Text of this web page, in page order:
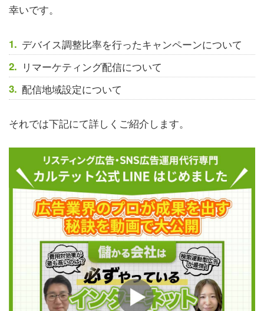
幸いです。
デバイス調整比率を行ったキャンペーンについて
リマーケティング配信について
配信地域設定について
それでは下記にて詳しくご紹介します。